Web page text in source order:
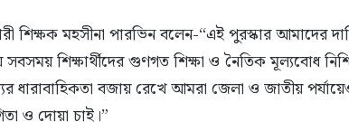
শিক্ষক মহসীনা পারভিন বলেন-“এই পুরস্কার আমাদের
সবসময় শিক্ষার্থীদের গুণগত শিক্ষা ও নৈতিক মূল্যবোধ
ধারাবাহিকতা বজায় রেখে আমরা জেলা ও জাতীয়
ও দোয়া চাই।”